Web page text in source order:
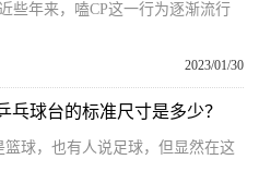
些年来，嗑CP这一行为逐渐流行
2023/01/30
球台的标准尺寸是多少？
球，也有人说足球，但显然在这